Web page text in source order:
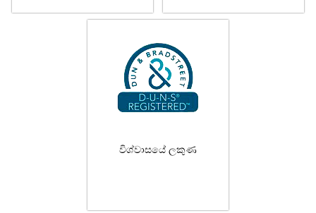
විශ්වාසයේ ලකුණ